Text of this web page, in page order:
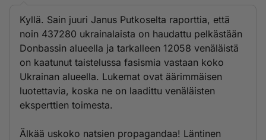
Kyllä. Sain juuri Janus Putkoselta raporttia, että
noin 437280 ukrainalaista on haudattu pelkästään
Donbassin alueella ja tarkalleen 12058 venäläistä
on kaatunut taistelussa fasismia vastaan koko
Ukrainan alueella. Lukemat ovat äärimmäisen
luotettavia, koska ne on laadittu venäläisten
eksperttien toimesta.
Älkää uskoko natsien propagandaa! Läntinen